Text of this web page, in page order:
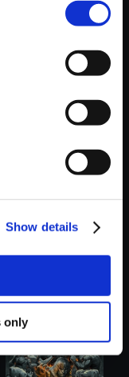
Show details
only